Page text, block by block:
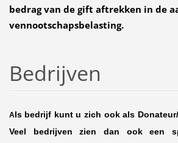
bedrag van de gift aftrekken in de
vennootschapsbelasting.
Bedrijven
Als bedrijf kunt u zich ook als
Veel bedrijven zien dan ook een